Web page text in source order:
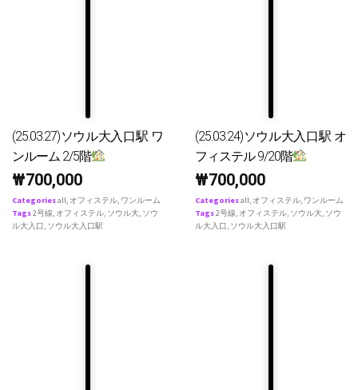
(25.03.27)ソウル大入口駅 ワ
ンルーム 2/5階
₩700,000
Categoriesall, オフィステル, ワンルーム
Tags2号線, オフィステル, ソウル大, ソウ
ル大入口, ソウル大入口駅
(25.03.24)ソウル大入口駅 オ
フィステル 9/20階
₩700,000
Categoriesall, オフィステル, ワンルーム
Tags2号線, オフィステル, ソウル大, ソウ
ル大入口, ソウル大入口駅